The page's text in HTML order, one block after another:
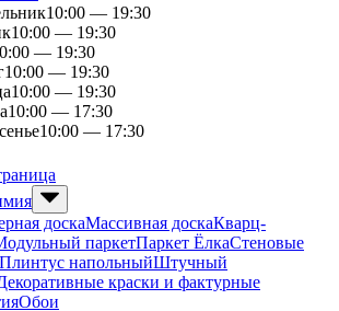
10:00 — 19:30
10:00 — 19:30
— 19:30
10:00 — 19:30
10:00 — 19:30
10:00 — 17:30
10:00 — 17:30
доскаМассивная доскаКварц-
паркетПаркет ЁлкаСтеновые
Плинтус напольныйШтучный
краски и фактурные
Обои